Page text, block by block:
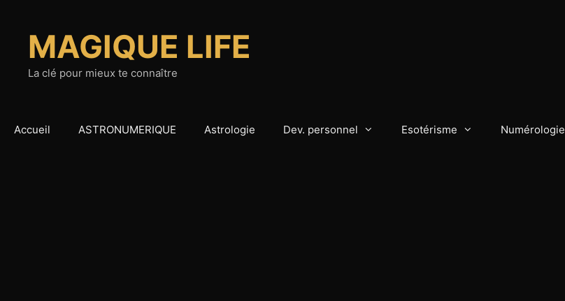
contenuMAGIQUE LIFE
La clé pour mieux te connaître
Accueil ASTRONUMERIQUE Astrologie Dev. personnel Esotérisme Numérologie